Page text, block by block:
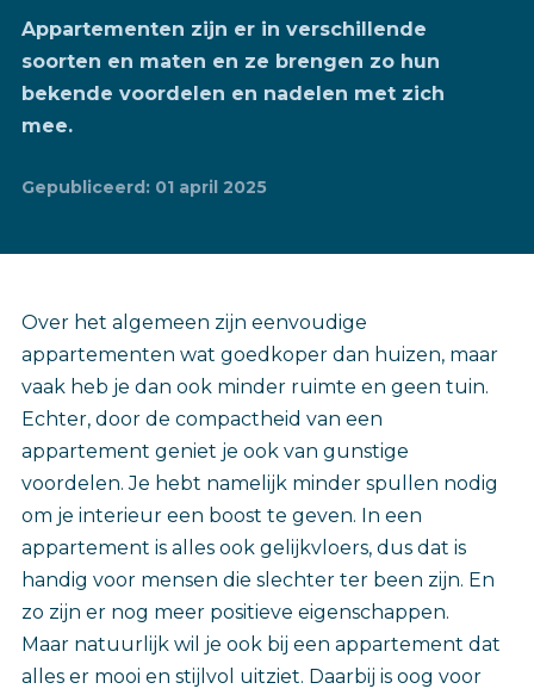
Appartementen zijn er in verschillende
soorten en maten en ze brengen zo hun
bekende voordelen en nadelen met zich
mee.
Gepubliceerd: 01 april 2025
Over het algemeen zijn eenvoudige
appartementen wat goedkoper dan huizen, maar
vaak heb je dan ook minder ruimte en geen tuin.
Echter, door de compactheid van een
appartement geniet je ook van gunstige
voordelen. Je hebt namelijk minder spullen nodig
om je interieur een boost te geven. In een
appartement is alles ook gelijkvloers, dus dat is
handig voor mensen die slechter ter been zijn. En
zo zijn er nog meer positieve eigenschappen.
Maar natuurlijk wil je ook bij een appartement dat
alles er mooi en stijlvol uitziet. Daarbij is oog voor